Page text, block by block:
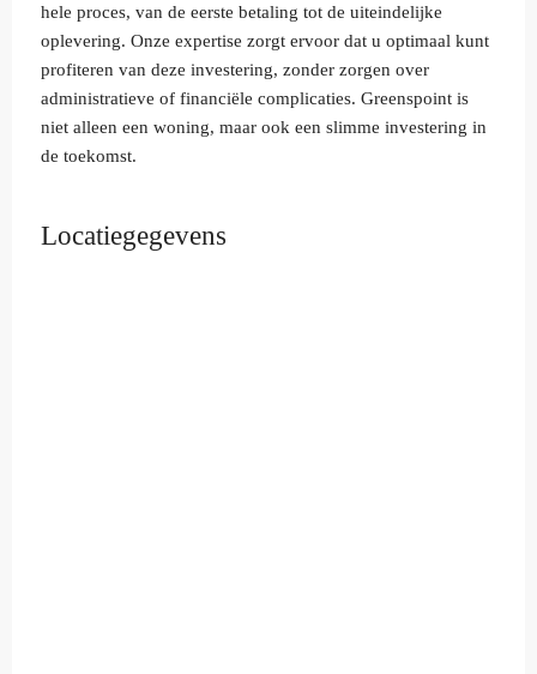
hele proces, van de eerste betaling tot de uiteindelijke
oplevering. Onze expertise zorgt ervoor dat u optimaal kunt
profiteren van deze investering, zonder zorgen over
administratieve of financiële complicaties. Greenspoint is
niet alleen een woning, maar ook een slimme investering in
de toekomst.
Locatiegegevens